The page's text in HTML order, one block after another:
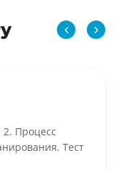
Процесс
Тест